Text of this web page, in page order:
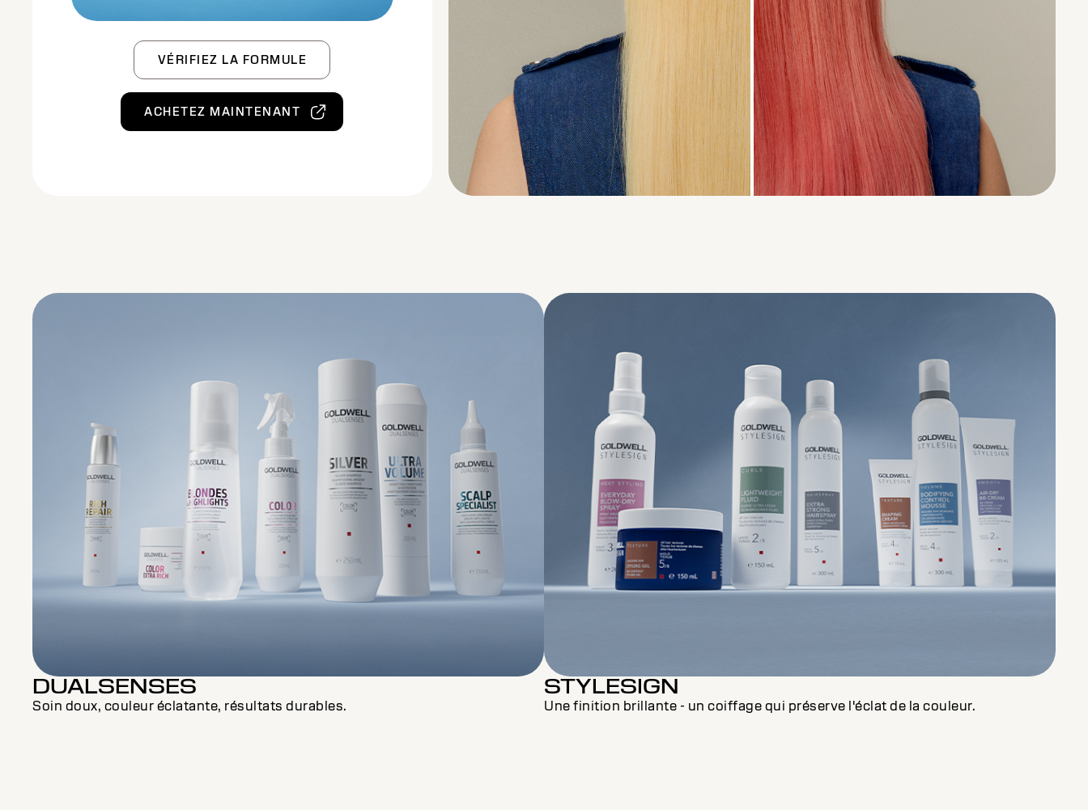
VÉRIFIEZ LA FORMULE
ACHETEZ MAINTENANT
DUALSENSES
Soin doux, couleur éclatante, résultats durables.
STYLESIGN
Une finition brillante - un coiffage qui préserve l'éclat de la couleur.